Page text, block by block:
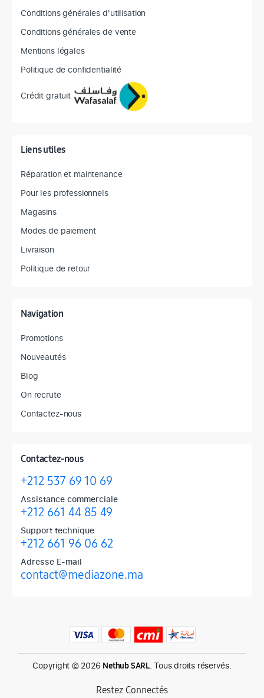
Conditions générales d'utilisation
Conditions générales de vente
Mentions légales
Politique de confidentialité
Crédit gratuit
Liens utiles
Réparation et maintenance
Pour les professionnels
Magasins
Modes de paiement
Livraison
Politique de retour
Navigation
Promotions
Nouveautés
Blog
On recrute
Contactez-nous
Contactez-nous
+212 537 69 10 69
Assistance commerciale
+212 661 44 85 49
Support technique
+212 661 96 06 62
Adresse E-mail
contact@mediazone.ma
Produits phares chez Mediazone
Retrouvez chez Mediazone les références incontournables :
Copyright © 2026 Nethub SARL. Tous droits réservés.
Restez Connectés